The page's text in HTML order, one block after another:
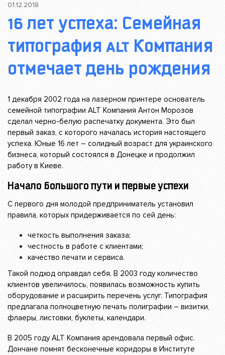
01.12.2018
16 лет успеха: Семейная
типография ALT Компания
отмечает день рождения
1 декабря 2002 года на лазерном принтере основатель
семейной типографии ALT Компания Антон Морозов
сделал черно-белую распечатку документа. Это был
первый заказ, с которого началась история настоящего
успеха. Юные 16 лет – солидный возраст для украинского
бизнеса, который состоялся в Донецке и продолжил
работу в Киеве.
Начало большого пути и первые успехи
С первого дня молодой предприниматель установил
правила, которых придерживается по сей день:
четкость выполнения заказа;
честность в работе с клиентами;
качество печати и сервиса.
Такой подход оправдал себя. В 2003 году количество
клиентов увеличилось, появилась возможность купить
оборудование и расширить перечень услуг. Типография
предлагала полноцветную печать полиграфии – визитки,
флаеры, листовки, буклеты, календари.
В 2005 году ALT Компания арендовала первый офис.
Дончане помнят бесконечные коридоры в Институте